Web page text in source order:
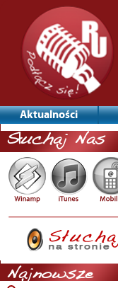
Aktualności
Słuchaj Nas
Najnowsze